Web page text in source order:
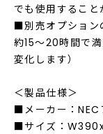
でも使用すること
■別売オプション
約15～20時間で
変化します）
＜製品仕様＞
■メーカー：NEC
■サイズ：